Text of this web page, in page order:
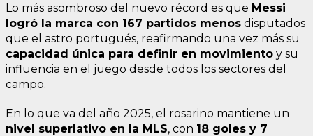
Lo más asombroso del nuevo récord es que Messi
logró la marca con 167 partidos menos disputados
que el astro portugués, reafirmando una vez más su
capacidad única para definir en movimiento y su
influencia en el juego desde todos los sectores del
campo.
En lo que va del año 2025, el rosarino mantiene un
nivel superlativo en la MLS, con 18 goles y 7